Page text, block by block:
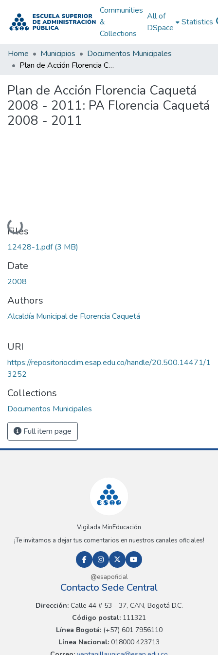
Communities
&
Collections
All of
DSpace
Statistics
Home Municipios
Documentos Municipales
Plan de Acción Florencia Caquetá 2008 - 2011: PA Florencia Caquetá 2008 - 2011
Plan de Acción Florencia Caquetá
2008 - 2011: PA Florencia Caquetá
2008 - 2011
Loading...
Files
12428-1.pdf(3 MB)
Date
2008
Authors
Alcaldía Municipal de Florencia Caquetá
URI
https://repositoriocdim.esap.edu.co/handle/20.500.14471/1
3252
Collections
Documentos Municipales
Full item page
Vigilada MinEducación
¡Te invitamos a dejar tus comentarios en nuestros canales oficiales!
@esapoficial
Contacto Sede Central
Dirección:Calle 44 # 53 - 37, CAN, Bogotá D.C.
Código postal: 111321
Línea Bogotá:(+57) 601 7956110
Línea Nacional: 018000 423713